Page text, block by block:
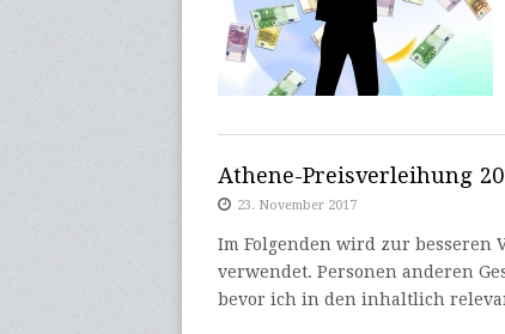
Athene-Preisverleihung
23. November 2017
Im Folgenden wird zur besseren
verwendet. Personen anderen
bevor ich in den inhaltlich